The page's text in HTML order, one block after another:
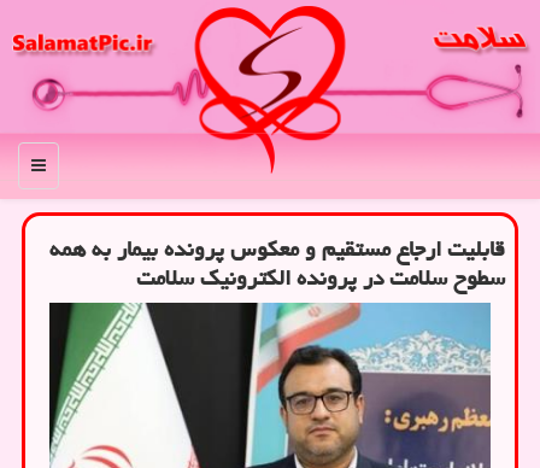
منو
قابلیت ارجاع مستقیم و معکوس پرونده بیمار به همه
سطوح سلامت در پرونده الکترونیک سلامت